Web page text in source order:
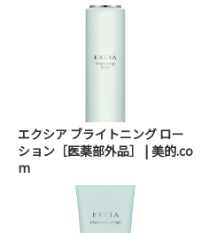
エクシア ブライトニング ロー
ション［医薬部外品］ | 美的.co
m